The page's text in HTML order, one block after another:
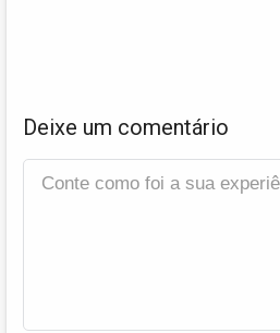
Deixe um comentário